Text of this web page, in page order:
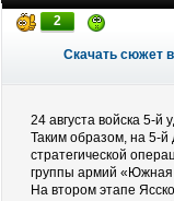
2
Скачать сюжет
24 августа войска 5-
Таким образом, на 5-й
стратегической
группы армий «Южная
На втором этапе